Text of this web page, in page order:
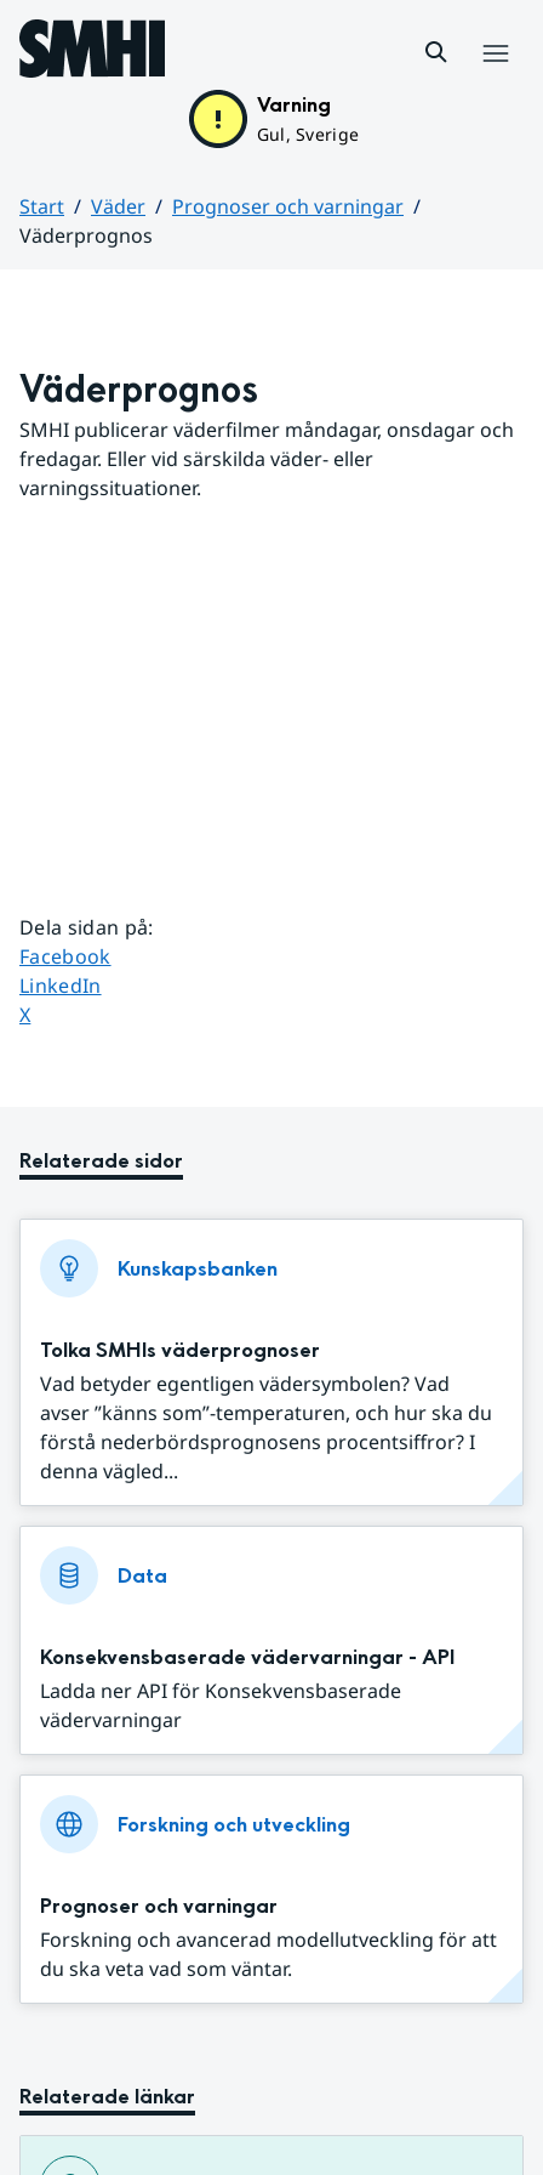
Hoppa till sidans innehåll
Varning
Gul, Sverige
Start Väder
Prognoser och varningar
Väderprognos
Väderprognos
SMHI publicerar väderfilmer måndagar, onsdagar och
fredagar. Eller vid särskilda väder- eller
varningssituationer.
Dela sidan på:
Dela sidan på
Facebook
Dela sidan på
LinkedIn
Dela sidan på
X
Relaterade sidor
Kunskapsbanken
Tolka SMHIs väderprognoser
Vad betyder egentligen vädersymbolen? Vad
avser ”känns som”-temperaturen, och hur ska du
förstå nederbördsprognosens procentsiffror? I
denna vägled...
Data
Konsekvensbaserade vädervarningar - API
Ladda ner API för Konsekvensbaserade
vädervarningar
Forskning och utveckling
Prognoser och varningar
Forskning och avancerad modellutveckling för att
du ska veta vad som väntar.
Relaterade länkar